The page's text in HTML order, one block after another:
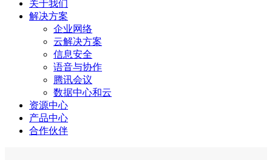
关于我们
解决方案
企业网络
云解决方案
信息安全
语音与协作
腾讯会议
数据中心和云
资源中心
产品中心
合作伙伴